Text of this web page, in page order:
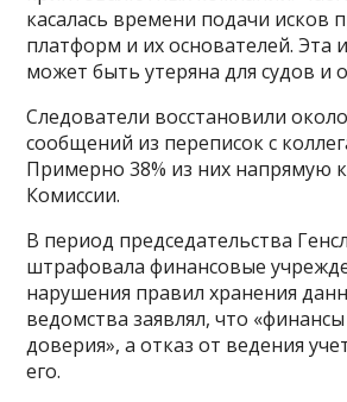
касалась времени подачи исков
платформ и их основателей. Эта
может быть утеряна для судов и
Следователи восстановили
сообщений из переписок с
Примерно 38% из них напрямую
Комиссии.
В период председательства
штрафовала финансовые
нарушения правил хранения
ведомства заявлял, что «финансы
доверия», а отказ от ведения
его.